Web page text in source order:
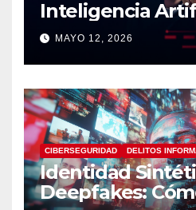
Inteligencia
Operan, Cómo
Cómo
MAYO 12, 2026
CIBERSEGURIDAD DELITOS
Identidad
Deepfakes: